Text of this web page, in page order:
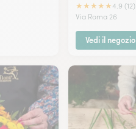
★★★★★4.9 (12)
Via Roma 26
Vedi il negozio